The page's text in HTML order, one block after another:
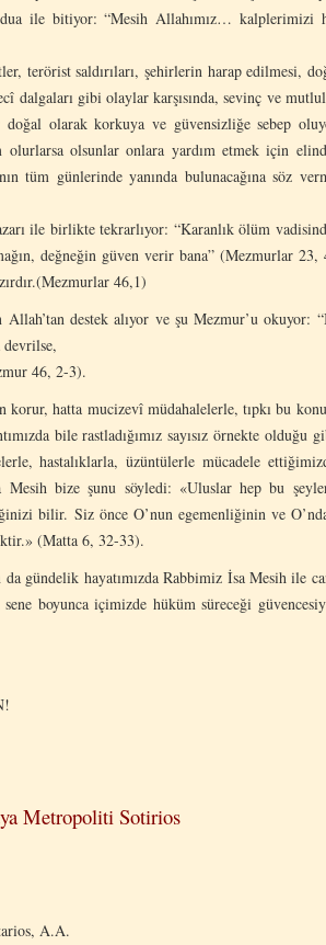
ile bitiyor: “Mesih Allahımız… kalplerimizi
saldırıları, şehirlerin harap edilmesi,
gibi olaylar karşısında, sevinç ve
olarak korkuya ve güvensizliğe sebep
olsunlar onlara yardım etmek için
tüm günlerinde yanında bulunacağına söz
birlikte tekrarlıyor: “Karanlık ölüm
değneğin güven verir bana” (Mezmurlar 23,
46,1)
Allah’tan destek alıyor ve şu Mezmur’u okuyor:
devrilse,
46, 2-3).
hatta mucizevî müdahalelerle, tıpkı bu
bile rastladığımız sayısız örnekte olduğu
hastalıklarla, üzüntülerle mücadele
Mesih bize şunu söyledi: «Uluslar hep bu
bilir. Siz önce O’nun egemenliğinin ve
(Matta 6, 32-33).
gündelik hayatımızda Rabbimiz İsa Mesih ile
boyunca içimizde hüküm süreceği
Metropoliti Sotirios
A.A.